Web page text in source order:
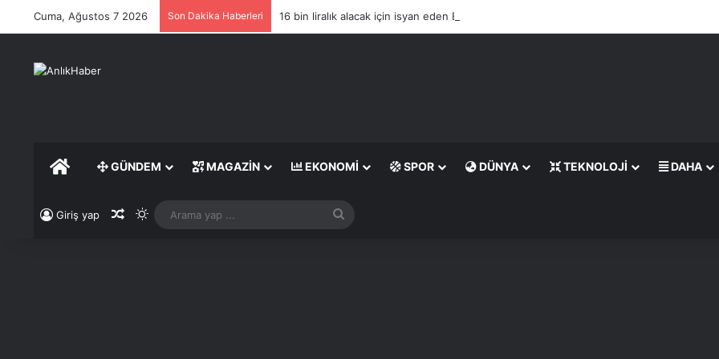
Cuma, Ağustos 7 2026 Son Dakika Haberleri 16 bin liralık alacak için isyan eden Bülent Ersoy, villasına döner tezgahı kurdurdu
ANASAYFAGÜNDEM MAGAZIN EKONOMI SPOR DÜNYA TEKNOLOJI DAHA
Giriş yap Rastgele Makale
Dış görünümü değiştir
Arama